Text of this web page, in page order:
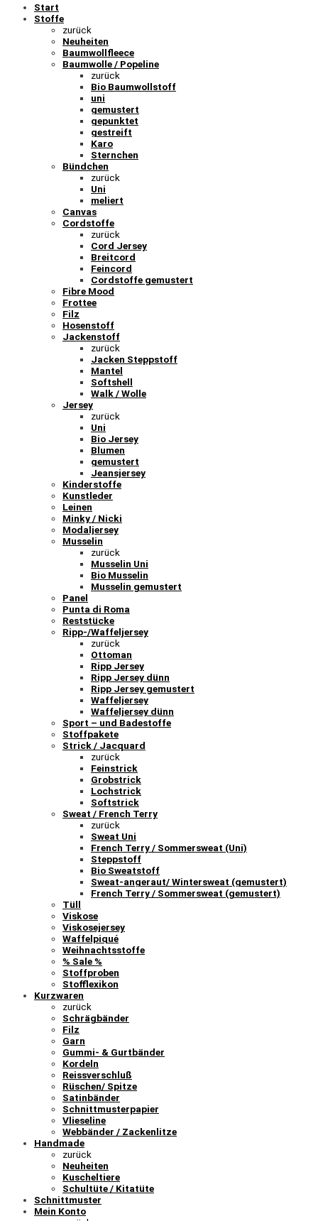
Start
Stoffe
zurück
Neuheiten
Baumwollfleece
Baumwolle / Popeline
zurück
Bio Baumwollstoff
uni
gemustert
gepunktet
gestreift
Karo
Sternchen
Bündchen
zurück
Uni
meliert
Canvas
Cordstoffe
zurück
Cord Jersey
Breitcord
Feincord
Cordstoffe gemustert
Fibre Mood
Frottee
Filz
Hosenstoff
Jackenstoff
zurück
Jacken Steppstoff
Mantel
Softshell
Walk / Wolle
Jersey
zurück
Uni
Bio Jersey
Blumen
gemustert
Jeansjersey
Kinderstoffe
Kunstleder
Leinen
Minky / Nicki
Modaljersey
Musselin
zurück
Musselin Uni
Bio Musselin
Musselin gemustert
Panel
Punta di Roma
Reststücke
Ripp-/Waffeljersey
zurück
Ottoman
Ripp Jersey
Ripp Jersey dünn
Ripp Jersey gemustert
Waffeljersey
Waffeljersey dünn
Sport – und Badestoffe
Stoffpakete
Strick / Jacquard
zurück
Feinstrick
Grobstrick
Lochstrick
Softstrick
Sweat / French Terry
zurück
Sweat Uni
French Terry / Sommersweat (Uni)
Steppstoff
Bio Sweatstoff
Sweat-angeraut/ Wintersweat (gemustert)
French Terry / Sommersweat (gemustert)
Tüll
Viskose
Viskosejersey
Waffelpiqué
Weihnachtsstoffe
% Sale %
Stoffproben
Stofflexikon
Kurzwaren
zurück
Schrägbänder
Filz
Garn
Gummi- & Gurtbänder
Kordeln
Reissverschluß
Rüschen/ Spitze
Satinbänder
Schnittmusterpapier
Vlieseline
Webbänder / Zackenlitze
Handmade
zurück
Neuheiten
Kuscheltiere
Schultüte / Kitatüte
Schnittmuster
Mein Konto